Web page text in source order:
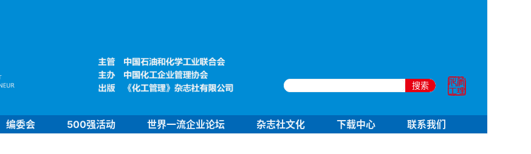
搜索
编委会 500强活动 世界一流企业论坛 杂志社文化 下载中心 联系我们